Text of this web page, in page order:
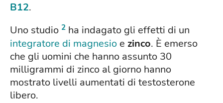
B12.
Uno studio 2 ha indagato gli effetti di un
integratore di magnesio e zinco. È emerso
che gli uomini che hanno assunto 30
milligrammi di zinco al giorno hanno
mostrato livelli aumentati di testosterone
libero.